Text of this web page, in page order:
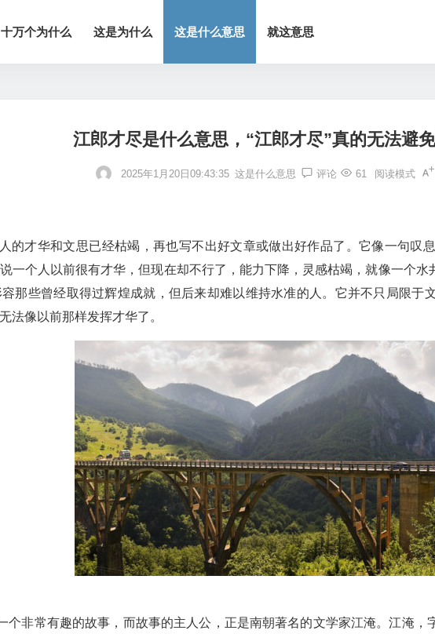
十万个为什么 这是为什么 这是什么意思 就这意思
江郎才尽是什么意思，“江郎才尽”真的无法避
2025年1月20日09:43:35 这是什么意思 评论 61 阅读模式
的才华和文思已经枯竭，再也写不出好文章或做出好作品了。它像一句叹
一个人以前很有才华，但现在却不行了，能力下降，灵感枯竭，就像一个
那些曾经取得过辉煌成就，但后来却难以维持水准的人。它并不只局限于
法像以前那样发挥才华了。
个非常有趣的故事，而故事的主人公，正是南朝著名的文学家江淹。江淹，